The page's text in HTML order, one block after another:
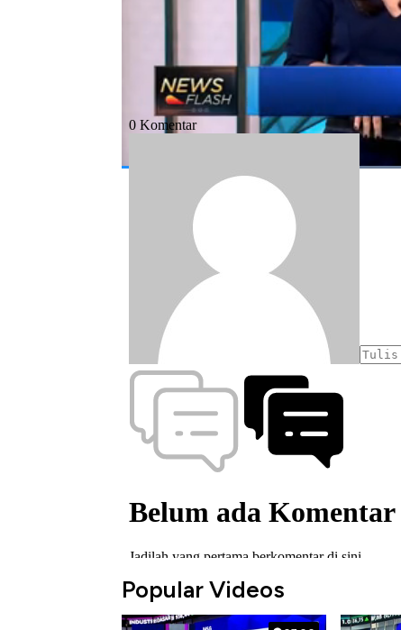
#lembaga penjamin polis asuransi
Popular Videos